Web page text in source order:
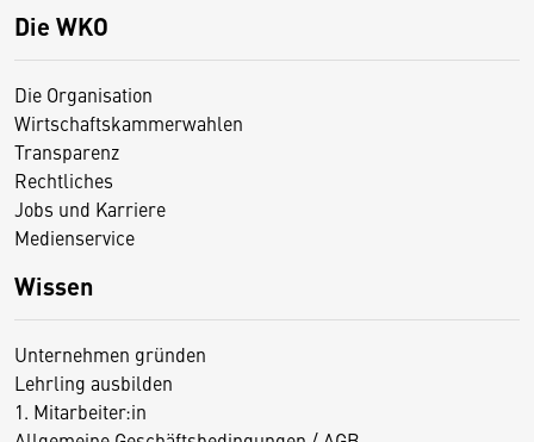
Die WKO
Die Organisation
Wirtschaftskammerwahlen
Transparenz
Rechtliches
Jobs und Karriere
Medienservice
Wissen
Unternehmen gründen
Lehrling ausbilden
1. Mitarbeiter:in